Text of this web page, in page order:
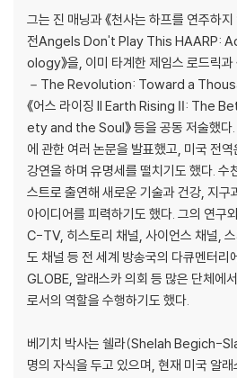
기, 전자기장
9. 누구를 위한 정신통제 기술인가
비살상 무기 회의｜로스앨러모스와 친구
세계적으로 나타나기 시작한 우려의 목소
10. 피해자는 누구인가
11. 해결의 실마리를 찾아서
Part 2_인간의 잠재능력을 높이기 위해
12. 뇌의 원동력
빠른 속도로 진화하는 뇌과학｜뇌의 바이
13. 인류의 미래를 위한 도구
뇌 동조는 어떻게 작동하는가｜아이를 위
한 추가적인 논의｜신체역학｜의식의 흐
우리의 몸에 영향을 주는 전자기장｜화학
의 발견｜포인터 플러스｜미래를 바라보
자극｜전자침술로의 회귀｜헤미 싱크로
그는 진 매닝과 《천사는 하프를 연주하
전Angels Don't Play This HAARP:
ology》을, 이미 타계한 제임스 로드릭
－The Revolution: Toward a
《어스 라이징 II Earth Rising Ⅱ: The
ety and the Soul》 등을 공동 저술했다
에 관한 여러 논문을 발표했고, 미국 전
강연을 하며 유명세를 떨치기도 했다. 수
스트로 출연해 새로운 기술과 건강, 지구
아이디어를 피력하기도 했다. 그의 연
C-TV, 히스토리 채널, 사이언스 채널,
도 채널 등 전 세계 방송국의 다큐멘터리
GLOBE, 알래스카 의회 등 많은 단체에
로서의 역할을 수행하기도 했다.
베기치 박사는 쉘라(Shelah Begich-
명의 자식을 두고 있으며, 현재 미국 알